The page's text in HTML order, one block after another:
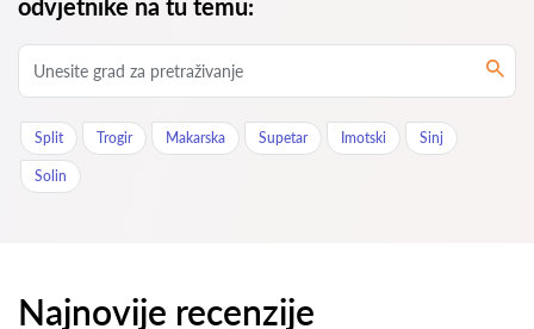
odvjetnike na tu temu:
Split Trogir Makarska Supetar Imotski Sinj
Solin
Najnovije recenzije